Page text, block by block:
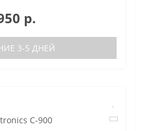
р.
3-5 ДНЕЙ